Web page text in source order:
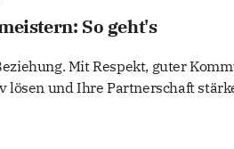
So geht's
Mit Respekt, guter
lösen und Ihre Partnerschaft